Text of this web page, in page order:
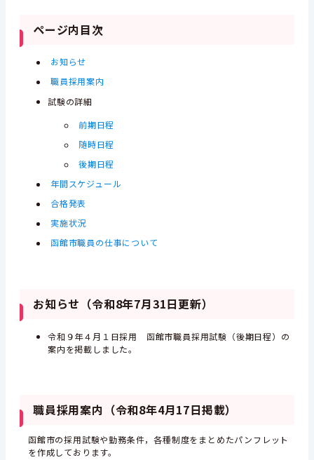
ページ内目次
お知らせ
職員採用案内
試験の詳細
前期日程
随時日程
後期日程
年間スケジュール
合格発表
実施状況
函館市職員の仕事について
お知らせ（令和8年7月31日更新）
令和９年４月１日採用 函館市職員採用試験（後期日程）の
案内を掲載しました。
職員採用案内（令和8年4月17日掲載）
函館市の採用試験や勤務条件，各種制度をまとめたパンフレット
を作成しております。